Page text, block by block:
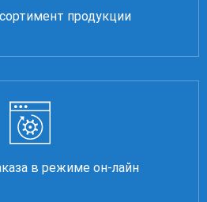
продукции
в режиме он-лайн